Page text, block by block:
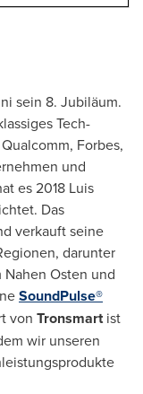
sein 8. Jubiläum.
Tech-
Forbes,
und
es 2018 Luis
Das
verkauft seine
darunter
Nahen Osten und
SoundPulse®
von Tronsmartist
wir unseren